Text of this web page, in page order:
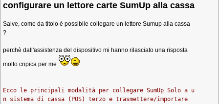
configurare un lettore carte SumUp alla cassa
Salve, come da titolo è possibile collegare un lettore Sumup alla cassa
?
perchè dall'assistenza del dispositivo mi hanno rilasciato una risposta
molto cripica per me
Ecco le principali modalità per collegare SumUp Solo a u
n sistema di cassa (POS) terzo e trasmettere/importare